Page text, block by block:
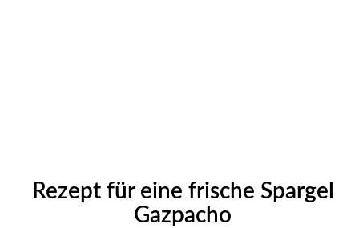
Rezept für eine frische Spargel
Gazpacho